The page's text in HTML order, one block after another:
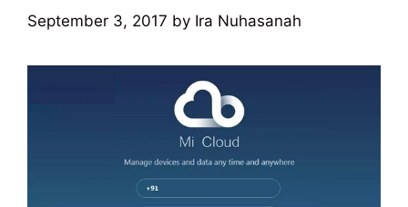
September 3, 2017 by Ira Nuhasanah